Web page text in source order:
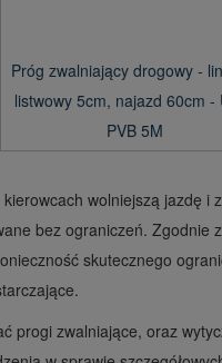
Próg zwalniający drogowy -
listwowy 5cm, najazd 60cm -
PVB 5M
wolniejszą jazdę i
bez ograniczeń. Zgodnie
skutecznego
progi zwalniające, oraz